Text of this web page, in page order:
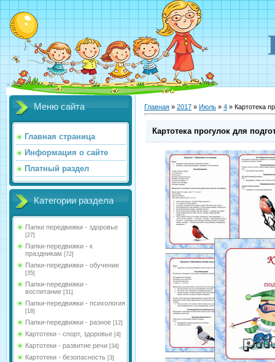
Меню сайта
Главная страница
Информация о сайте
Платный раздел
Категории раздела
Папки передвижки - здоровье
[27]
Папки-передвижки - к
праздникам [72]
Папки-передвижки - обучение
[35]
Папки-передвижки -
воспитание [31]
Папки-передвижки - психология
[18]
Папки-передвижки - разное [12]
Картотеки - спорт, здоровье [4]
Картотеки - развитие речи [34]
Картотеки - безопасность [3]
Главная » 2017 » Июль » 4 » Картотека
Картотека прогулок для